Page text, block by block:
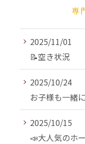
専
2025/11/01
📝空き状況
2025/10/24
お子様も一緒
2025/10/15
📣大人気のホ